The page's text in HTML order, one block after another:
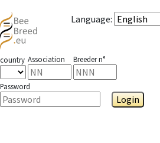
Language:
country Association Breeder n°
Password
Login